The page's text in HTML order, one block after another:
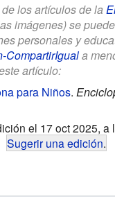
los artículos de la
imágenes) se
personales y
CompartirIguala
artículo:
para Niños.
el 17 oct 2025, a
Sugerir una edición.